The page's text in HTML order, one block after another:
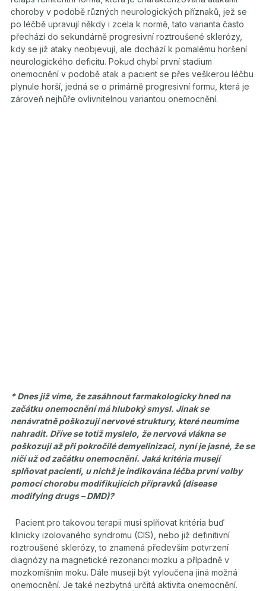
choroby v podobě různých neurologických příznaků, jež se
po léčbě upravují někdy i zcela k normě, tato varianta často
přechází do sekundárně progresivní roztroušené sklerózy,
kdy se již ataky neobjevují, ale dochází k pomalému horšení
neurologického deficitu. Pokud chybí první stadium
onemocnění v podobě atak a pacient se přes veškerou léčbu
plynule horší, jedná se o primárně progresivní formu, která je
zároveň nejhůře ovlivnitelnou variantou onemocnění.
* Dnes již víme, že zasáhnout farmakologicky hned na
začátku onemocnění má hluboký smysl. Jinak se
nenávratně poškozují nervové struktury, které neumíme
nahradit. Dříve se totiž myslelo, že nervová vlákna se
poškozují až při pokročilédemyelinizaci, nyní je jasné, že se
ničí už od začátku onemocnění. Jaká kritéria musejí
splňovat pacienti, u nichž je indikována léčba první volby
pomocí chorobu modifikujících přípravků (disease
modifying drugs – DMD)?
Pacient pro takovou terapii musí splňovat kritéria buď
klinicky izolovaného syndromu (CIS), nebo již definitivní
roztroušené sklerózy, to znamená především potvrzení
diagnózy na magnetické rezonanci mozku a případně v
mozkomíšním moku. Dále musejí být vyloučena jiná možná
onemocnění. Je také nezbytná určitá aktivita onemocnění.